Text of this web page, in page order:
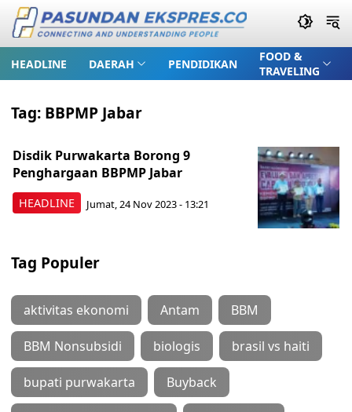
HEADLINE DAERAH PENDIDIKAN
FOOD &
TRAVELING
Tag: BBPMP Jabar
HEADLINE
Disdik Purwakarta Borong 9
Penghargaan BBPMP Jabar
Jumat, 24 Nov 2023 - 13:21
Tag Populer
aktivitas ekonomi Antam BBM
BBM Nonsubsidi biologis brasil vs haiti
bupati purwakarta Buyback